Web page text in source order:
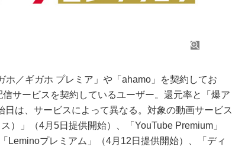
／ギガホ プレミア」や「ahamo」を契約してお
サービスを契約しているユーザー。還元率と「爆ア
日は、サービスによって異なる。対象の動画サービス
）」（4月5日提供開始）、「YouTube Premium」
Leminoプレミアム」（4月12日提供開始）、「ディ